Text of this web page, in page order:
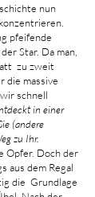
nun
pfeifende
Star. Da man,
zu zweit
die massive
schnell
in einer
(andere
zu Ihr.
Opfer. Doch der
aus dem Regal
die  Grundlage